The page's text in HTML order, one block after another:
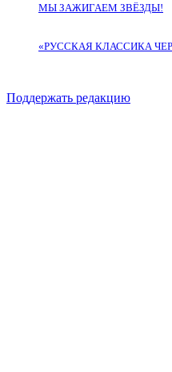
МЫ ЗАЖИГАЕМ ЗВЁЗДЫ!
«РУССКАЯ КЛАССИКА
Поддержать редакцию